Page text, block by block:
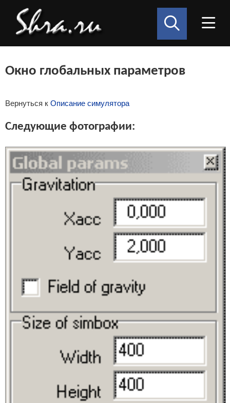
Окно глобальных параметров
Вернуться к Описание симулятора
Следующие фотографии: